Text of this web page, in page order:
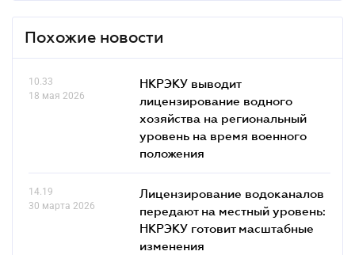
Похожие новости
10.33
18 мая 2026
НКРЭКУ выводит
лицензирование водного
хозяйства на региональный
уровень на время военного
положения
14.19
30 марта 2026
Лицензирование водоканалов
передают на местный уровень:
НКРЭКУ готовит масштабные
изменения